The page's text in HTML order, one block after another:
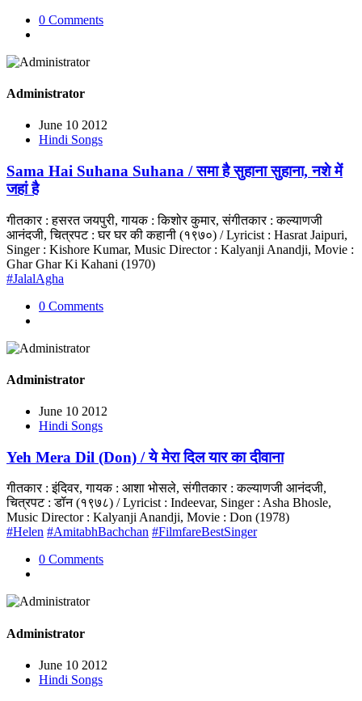
0 Comments
Administrator
June 10 2012
Hindi Songs
Sama Hai Suhana Suhana / समा है सुहाना सुहाना, नशे में
जहां है
गीतकार : हसरत जयपुरी, गायक : किशोर कुमार, संगीतकार : कल्याणजी
आनंदजी, चित्रपट : घर घर की कहानी (१९७०) / Lyricist : Hasrat Jaipuri,
Singer : Kishore Kumar, Music Director : Kalyanji Anandji, Movie :
Ghar Ghar Ki Kahani (1970)
#JalalAgha
0 Comments
Administrator
June 10 2012
Hindi Songs
Yeh Mera Dil (Don) / ये मेरा दिल यार का दीवाना
गीतकार : इंदिवर, गायक : आशा भोसले, संगीतकार : कल्याणजी आनंदजी,
चित्रपट : डॉन (१९७८) / Lyricist : Indeevar, Singer : Asha Bhosle,
Music Director : Kalyanji Anandji, Movie : Don (1978)
#Helen #AmitabhBachchan #FilmfareBestSinger
0 Comments
Administrator
June 10 2012
Hindi Songs